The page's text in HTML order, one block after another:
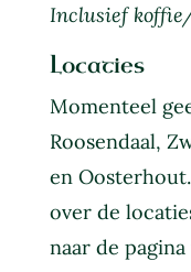
Inclusief
Locaties
Momenteel
Roosendaal,
en
over de
naar de pagina